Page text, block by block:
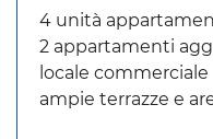
4 unità
2 appartamenti
locale commerciale
ampie terrazze e